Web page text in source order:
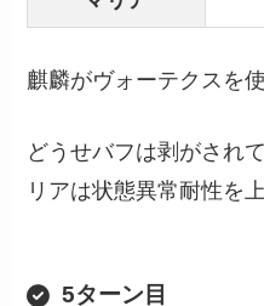
麒麟がヴォーテクスを
どうせバフは剥がされ
リアは状態異常耐性を
5ターン目